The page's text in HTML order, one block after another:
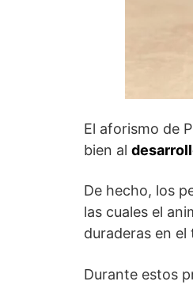
El aforismo de
bien al
De hecho, los
las cuales el
duraderas en el
Durante estos